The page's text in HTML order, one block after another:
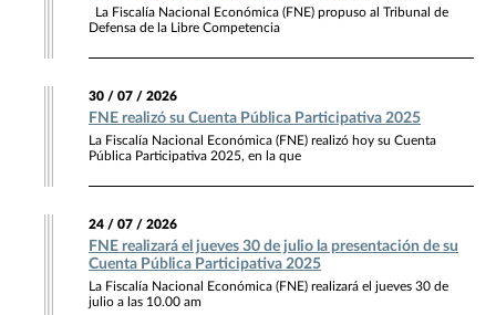
La Fiscalía Nacional Económica (FNE) propuso al Tribunal de
Defensa de la Libre Competencia
30 / 07 / 2026
FNE realizó su Cuenta Pública Participativa 2025
La Fiscalía Nacional Económica (FNE) realizó hoy su Cuenta
Pública Participativa 2025, en la que
24 / 07 / 2026
FNE realizará el jueves 30 de julio la presentación de su
Cuenta Pública Participativa 2025
La Fiscalía Nacional Económica (FNE) realizará el jueves 30 de
julio a las 10.00 am